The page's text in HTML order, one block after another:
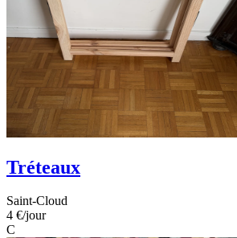
Tréteaux
Saint-Cloud
4 €/jour
C